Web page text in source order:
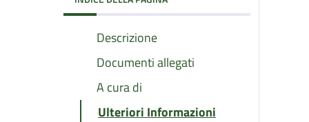
Descrizione
Documenti allegati
A cura di
Ulteriori Informazioni